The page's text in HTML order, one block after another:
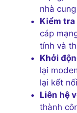
nhà
Kiểm tra
cáp
tính và
Khởi
lại
lại kết
Liên hệ
thành